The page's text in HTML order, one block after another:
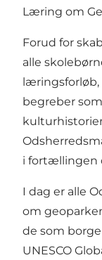
Læring om
Forud for
alle
begreber
i fortællingen
I dag er alle
om
de som
UNESCO